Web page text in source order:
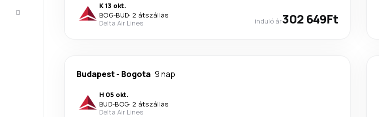
K 13 okt.
BOG-BUD· 2 átszállás
Delta Air Lines
induló ár302 649Ft
Budapest- Bogota 9 nap
H 05 okt.
BUD-BOG· 2 átszállás
Delta Air Lines